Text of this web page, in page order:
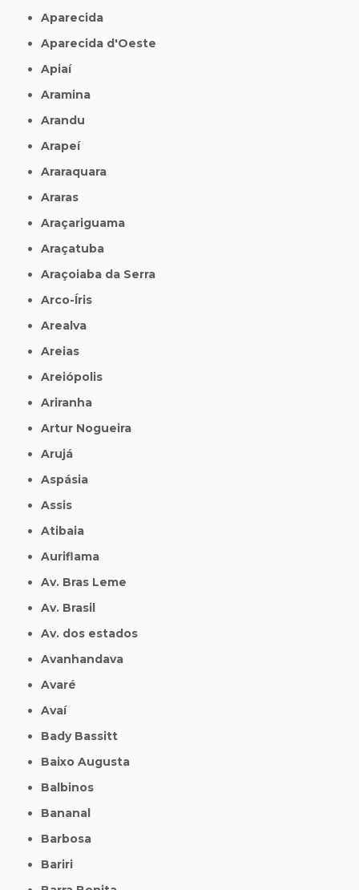
Aparecida
Aparecida d'Oeste
Apiaí
Aramina
Arandu
Arapeí
Araraquara
Araras
Araçariguama
Araçatuba
Araçoiaba da Serra
Arco-Íris
Arealva
Areias
Areiópolis
Ariranha
Artur Nogueira
Arujá
Aspásia
Assis
Atibaia
Auriflama
Av. Bras Leme
Av. Brasil
Av. dos estados
Avanhandava
Avaré
Avaí
Bady Bassitt
Baixo Augusta
Balbinos
Bananal
Barbosa
Bariri